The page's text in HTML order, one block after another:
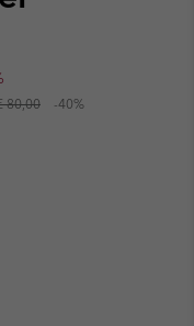
80,00 -40%